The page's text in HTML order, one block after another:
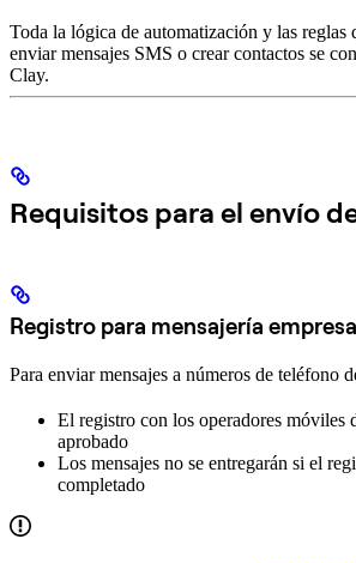
Toda la lógica de automatización y las reglas
enviar mensajes SMS o crear contactos se
Clay.
Requisitos para el envío
Registro para mensajería
Para enviar mensajes a números de teléfono
El registro con los operadores móviles
aprobado
Los mensajes no se entregarán si el
completado